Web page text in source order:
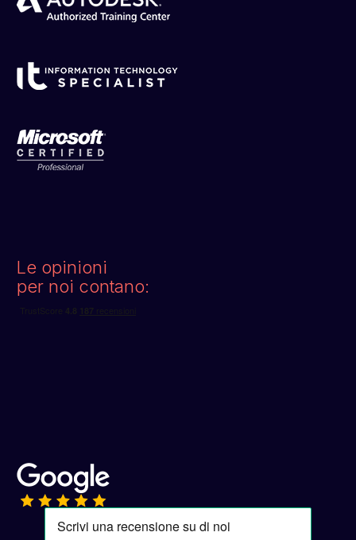
Le opinioni
per noi contano: